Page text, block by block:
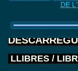
DE
LLIBRES /